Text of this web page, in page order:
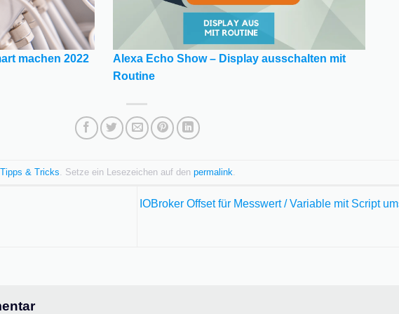
machen 2022
Alexa Echo Show – Display ausschalten mit
Routine
Tipps & Tricks . Setze ein Lesezeichen auf den permalink
IOBroker Offset für Messwert / Variable mit Script